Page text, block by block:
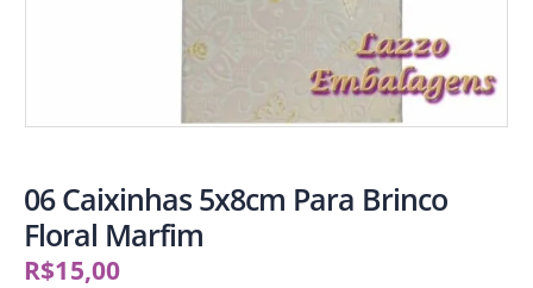
06 Caixinhas 5x8cm Para Brinco
Floral Marfim
R$15,00